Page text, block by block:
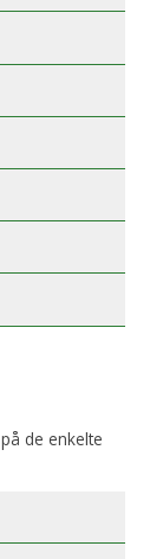
de enkelte